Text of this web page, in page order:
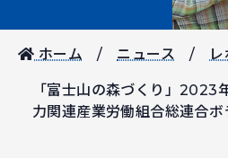
ホーム ニュース
「富士山の森づくり」2023
力関連産業労働組合総連合